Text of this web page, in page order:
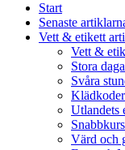
Start
Senaste
Vett & etikett
Vett &
Stora
Svåra
Klädkoder
Utlandets
Värd och